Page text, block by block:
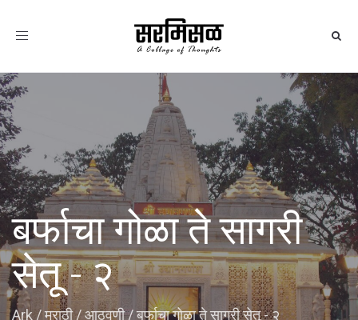
Toggle
बर्फाचा गोळा ते सागरी
सेतू - २
Ark /मराठी/आठवणी/बर्फाचा गोळा ते सागरी सेतू - २